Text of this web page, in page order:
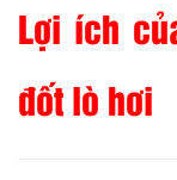
Lợi ích
đốt lò hơi